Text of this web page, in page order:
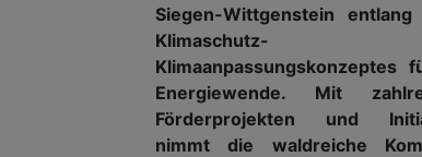
Siegen-Wittgenstein entlang
Klimaschutz-
Klimaanpassungskonzeptes
Energiewende. Mit
Förderprojekten und
nimmt die waldreiche